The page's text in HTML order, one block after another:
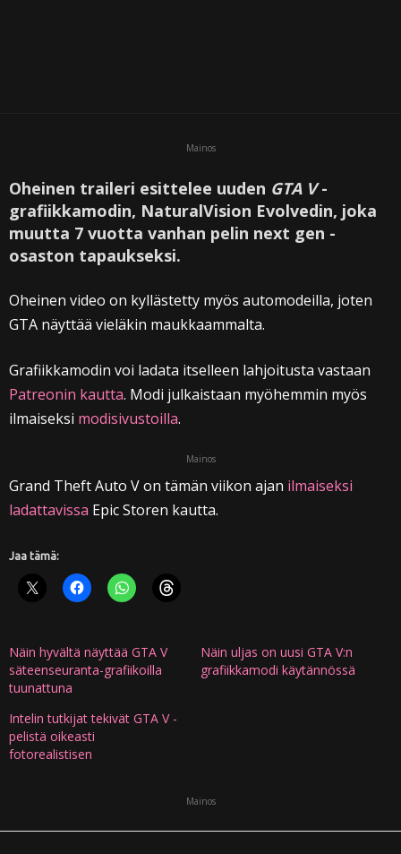
Mainos
Oheinen traileri esittelee uuden GTA V-
grafiikkamodin, NaturalVision Evolvedin, joka
muutta 7 vuotta vanhan pelin next gen -
osaston tapaukseksi.
Oheinen video on kyllästetty myös automodeilla, joten
GTA näyttää vieläkin maukkaammalta.
Grafiikkamodin voi ladata itselleen lahjoitusta vastaan
Patreonin kautta. Modi julkaistaan myöhemmin myös
ilmaiseksi modisivustoilla.
Mainos
Grand Theft Auto V on tämän viikon ajan ilmaiseksi
ladattavissa Epic Storen kautta.
Jaa tämä:
Näin hyvältä näyttää GTA V
säteenseuranta-grafiikoilla
tuunattuna
Näin uljas on uusi GTA V:n
grafiikkamodi käytännössä
Intelin tutkijat tekivät GTA V -
pelistä oikeasti
fotorealistisen
Mainos